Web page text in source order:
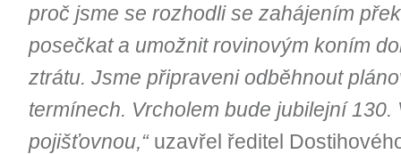
proč jsme se rozhodli se zahájením
posečkat a umožnit rovinovým koním
ztrátu. Jsme připraveni odběhnout
termínech. Vrcholem bude jubilejní
pojišťovnou,“ uzavřel ředitel